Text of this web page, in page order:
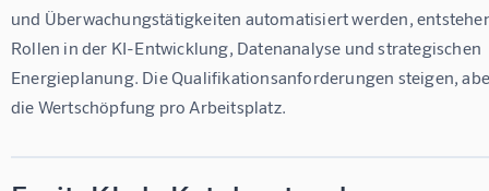
und Überwachungstätigkeiten automatisiert werden,
Rollen in der KI-Entwicklung, Datenanalyse und strategischen
Energieplanung. Die Qualifikationsanforderungen steigen,
die Wertschöpfung pro Arbeitsplatz.